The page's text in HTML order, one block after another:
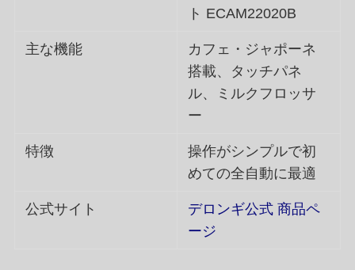
ト ECAM22020B
主な機能
カフェ・ジャポーネ
搭載、タッチパネ
ル、ミルクフロッサ
ー
特徴
操作がシンプルで初
めての全自動に最適
公式サイト
デロンギ公式 商品ペ
ージ